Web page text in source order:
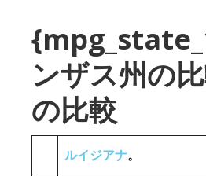
ンザス州の
の比較
ルイジアナ。